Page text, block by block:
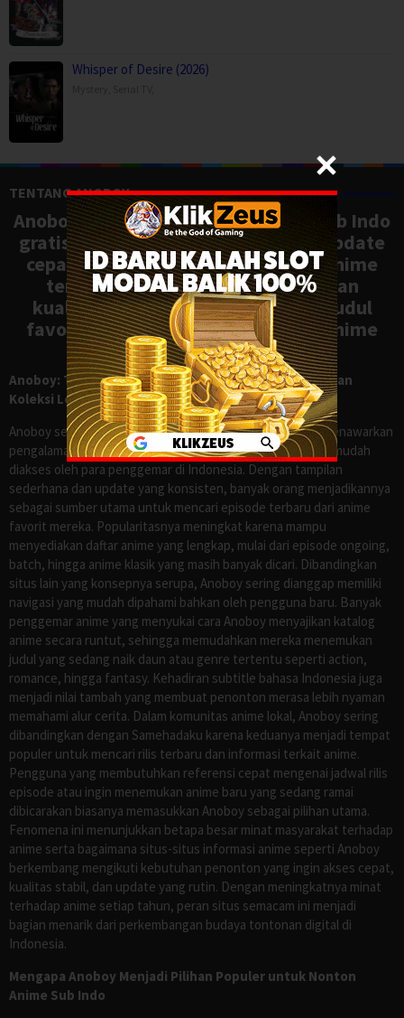
Whisper of Desire (2026)
TENTANG ANOBOY
Anoboy adalah situs nonton anime sub Indo
gratis dengan koleksi lengkap dan update
cepat, mirip Samehadaku. Tonton anime
terbaru, ongoing, dan batch dengan
kualitas HD tanpa ribet. Temukan judul
favoritmu dan nikmati streaming anime
terbaik kapan saja.
Anoboy: Tempat Nonton Anime Sub Indo Gratis dengan
Koleksi Lengkap seperti Samehadaku
Anoboy sejak lama dikenal sebagai salah satu situs yang menawarkan
pengalaman menonton anime sub Indo secara praktis dan mudah
diakses oleh para penggemar di Indonesia. Dengan tampilan
sederhana dan update yang konsisten, banyak orang menjadikannya
sebagai sumber utama untuk mencari episode terbaru dari anime
favorit mereka. Popularitasnya meningkat karena mampu
menyediakan daftar anime yang lengkap, mulai dari episode ongoing,
batch, hingga anime klasik yang masih banyak dicari. Dibandingkan
situs lain yang konsepnya serupa, Anoboy sering dianggap memiliki
navigasi yang mudah dipahami bahkan oleh pengguna baru. Banyak
penggemar anime yang menyukai cara Anoboy menyajikan katalog
anime secara runtut, sehingga memudahkan mereka menemukan
judul yang sedang naik daun atau genre tertentu seperti action,
romance, hingga fantasy. Kehadiran subtitle bahasa Indonesia juga
menjadi nilai tambah yang membuat penonton merasa lebih nyaman
memahami alur cerita. Dalam komunitas anime lokal, Anoboy sering
dibandingkan dengan Samehadaku karena keduanya menjadi tempat
populer untuk mencari rilis terbaru dan informasi terkait anime.
Pengguna yang membutuhkan referensi cepat mengenai jadwal rilis
episode atau ingin menemukan anime baru yang sedang ramai
dibicarakan biasanya memasukkan Anoboy sebagai pilihan utama.
Fenomena ini menunjukkan betapa besar minat masyarakat terhadap
anime serta bagaimana situs-situs informasi anime seperti Anoboy
berkembang mengikuti kebutuhan penonton yang ingin akses cepat,
kualitas stabil, dan update yang rutin. Dengan meningkatnya minat
terhadap anime setiap tahun, peran situs semacam ini menjadi
bagian menarik dari perkembangan budaya tontonan digital di
Indonesia.
Mengapa Anoboy Menjadi Pilihan Populer untuk Nonton
Anime Sub Indo